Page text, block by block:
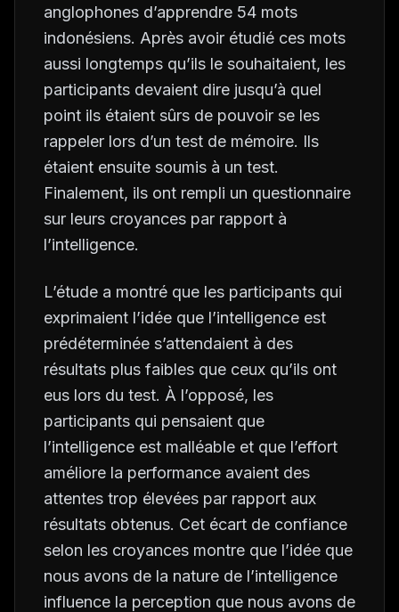
anglophones d’apprendre 54 mots
indonésiens. Après avoir étudié ces mots
aussi longtemps qu’ils le souhaitaient, les
participants devaient dire jusqu’à quel
point ils étaient sûrs de pouvoir se les
rappeler lors d’un test de mémoire. Ils
étaient ensuite soumis à un test.
Finalement, ils ont rempli un questionnaire
sur leurs croyances par rapport à
l’intelligence.
L’étude a montré que les participants qui
exprimaient l’idée que l’intelligence est
prédéterminée s’attendaient à des
résultats plus faibles que ceux qu’ils ont
eus lors du test. À l’opposé, les
participants qui pensaient que
l’intelligence est malléable et que l’effort
améliore la performance avaient des
attentes trop élevées par rapport aux
résultats obtenus. Cet écart de confiance
selon les croyances montre que l’idée que
nous avons de la nature de l’intelligence
influence la perception que nous avons de